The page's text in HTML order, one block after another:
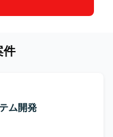
件
ム開発